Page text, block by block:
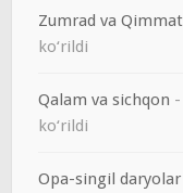
Zumrad va Qimmat
ko‘rildi
Qalam va sichqon
ko‘rildi
Opa-singil daryolar